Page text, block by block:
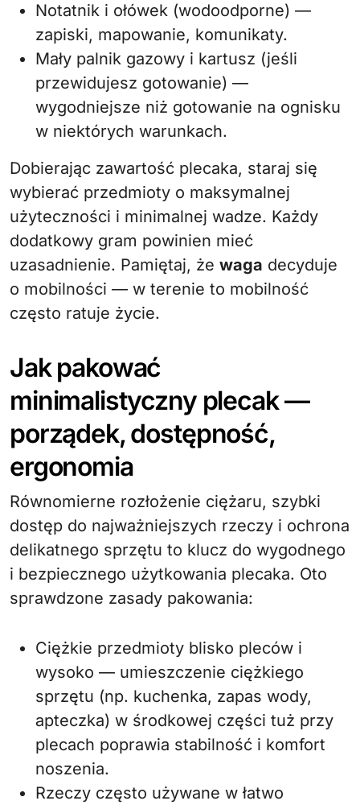
Notatnik i ołówek (wodoodporne) —
zapiski, mapowanie, komunikaty.
Mały palnik gazowy i kartusz (jeśli
przewidujesz gotowanie) —
wygodniejsze niż gotowanie na ognisku
w niektórych warunkach.
Dobierając zawartość plecaka, staraj się
wybierać przedmioty o maksymalnej
użyteczności i minimalnej wadze. Każdy
dodatkowy gram powinien mieć
uzasadnienie. Pamiętaj, że waga decyduje
o mobilności — w terenie to mobilność
często ratuje życie.
Jak pakować
minimalistyczny plecak —
porządek, dostępność,
ergonomia
Równomierne rozłożenie ciężaru, szybki
dostęp do najważniejszych rzeczy i ochrona
delikatnego sprzętu to klucz do wygodnego
i bezpiecznego użytkowania plecaka. Oto
sprawdzone zasady pakowania:
Ciężkie przedmioty blisko pleców i
wysoko — umieszczenie ciężkiego
sprzętu (np. kuchenka, zapas wody,
apteczka) w środkowej części tuż przy
plecach poprawia stabilność i komfort
noszenia.
Rzeczy często używane w łatwo